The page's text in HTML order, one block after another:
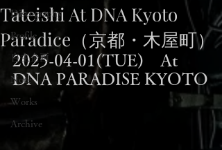
Discography
Profile
自主企画
Note
Works
Archive
Tateishi At DNA Kyoto
Paradice（京都・木屋町）
2025-04-01(TUE)　At
DNA PARADISE KYOTO